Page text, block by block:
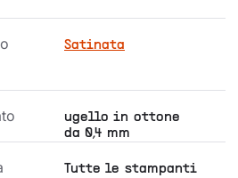
Satinata
ugello in ottone
da 0,4 mm
Tutte le stampanti